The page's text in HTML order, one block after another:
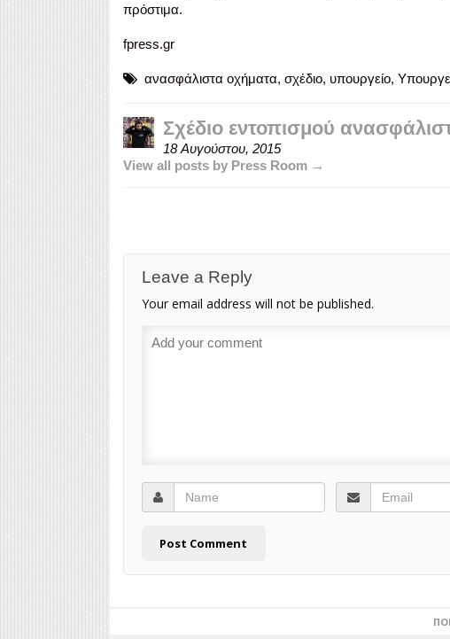
πρόστιμα.
fpress.gr
ανασφάλιστα οχήματα, σχέδιο, υπουργείο,
Σχέδιο εντοπισμού
18 Αυγούστου, 2015
View all posts by Press Room →
Leave a Reply
Your email address will not be published.